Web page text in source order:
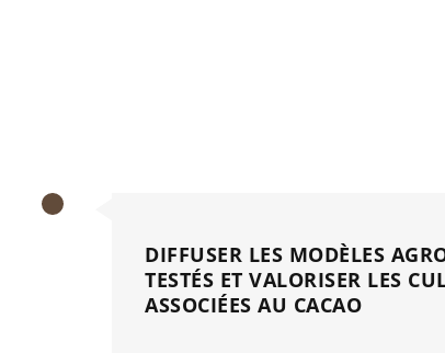
DIFFUSER LES MODÈLES
TESTÉS ET VALORISER LES
ASSOCIÉES AU CACAO